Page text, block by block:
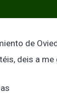
de
deis a me